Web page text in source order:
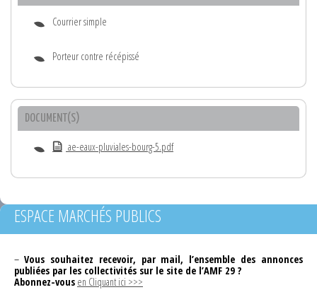
Courrier simple
Porteur contre récépissé
DOCUMENT(S)
ae-eaux-pluviales-bourg-5.pdf
ESPACE MARCHÉS PUBLICS
– Vous souhaitez recevoir, par mail, l’ensemble des annonces
publiées par les collectivités sur le site de l’AMF 29 ?
Abonnez-vous en Cliquant ici >>>